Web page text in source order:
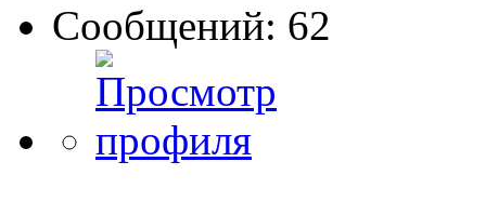
Сообщений: 62